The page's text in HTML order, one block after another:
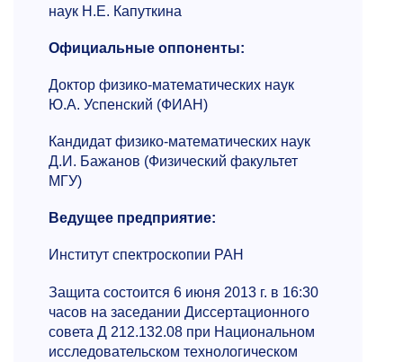
наук Н.Е. Капуткина
Официальные оппоненты:
Доктор физико-математических наук
Ю.А. Успенский (ФИАН)
Кандидат физико-математических наук
Д.И. Бажанов (Физический факультет
МГУ)
Ведущее предприятие:
Институт спектроскопии РАН
Защита состоится 6 июня 2013 г. в 16:30
часов на заседании Диссертационного
совета Д 212.132.08 при Национальном
исследовательском технологическом